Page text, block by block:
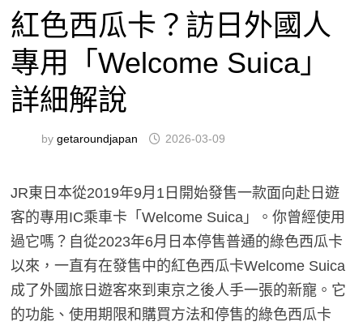
紅色西瓜卡？訪日外國人
專用「Welcome Suica」
詳細解說
bygetaroundjapan 2026-03-09
JR東日本從2019年9月1日開始發售一款面向赴日遊
客的專用IC乘車卡「Welcome Suica」。你曾經使用
過它嗎？自從2023年6月日本停售普通的綠色西瓜卡
以來，一直有在發售中的紅色西瓜卡Welcome Suica
成了外國旅日遊客來到東京之後人手一張的新寵。它
的功能、使用期限和購買方法和停售的綠色西瓜卡